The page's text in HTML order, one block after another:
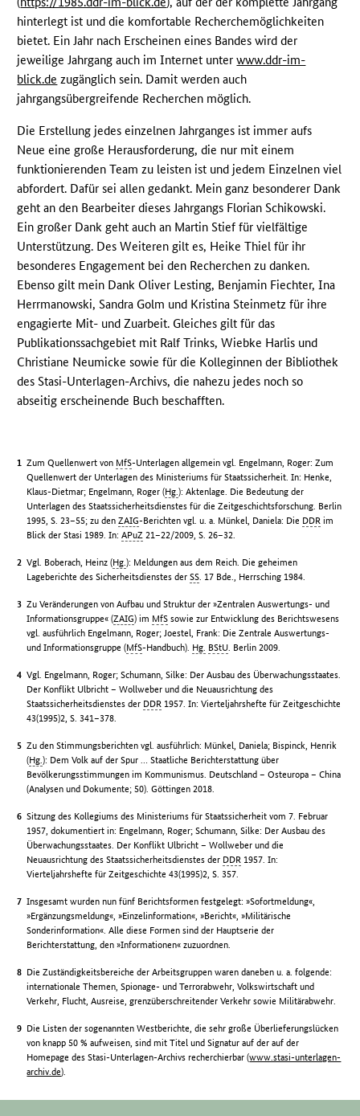
hinterlegt ist und die komfortable Recherchemöglichkeiten
bietet. Ein Jahr nach Erscheinen eines Bandes wird der
jeweilige Jahrgang auch im Internet unterwww.ddr-im-
blick.de zugänglich sein. Damit werden auch
jahrgangsübergreifende Recherchen möglich.
Die Erstellung jedes einzelnen Jahrganges ist immer aufs
Neue eine große Herausforderung, die nur mit einem
funktionierenden Team zu leisten ist und jedem Einzelnen viel
abfordert. Dafür sei allen gedankt. Mein ganz besonderer Dank
geht an den Bearbeiter dieses Jahrgangs Florian Schikowski.
Ein großer Dank geht auch an Martin Stief für vielfältige
Unterstützung. Des Weiteren gilt es, Heike Thiel für ihr
besonderes Engagement bei den Recherchen zu danken.
Ebenso gilt mein Dank Oliver Lesting, Benjamin Fiechter, Ina
Herrmanowski, Sandra Golm und Kristina Steinmetz für ihre
engagierte Mit- und Zuarbeit. Gleiches gilt für das
Publikationssachgebiet mit Ralf Trinks, Wiebke Harlis und
Christiane Neumicke sowie für die Kolleginnen der Bibliothek
des Stasi-Unterlagen-Archivs, die nahezu jedes noch so
abseitig erscheinende Buch beschafften.
Zum Quellenwert von MfS-Unterlagen allgemein vgl. Engelmann, Roger: Zum
Quellenwert der Unterlagen des Ministeriums für Staatssicherheit. In: Henke,
Klaus-Dietmar; Engelmann, Roger (Hg.): Aktenlage. Die Bedeutung der
Unterlagen des Staatssicherheitsdienstes für die Zeitgeschichtsforschung. Berlin
1995, S. 23–55; zu denZAIG-Berichten vgl. u. a. Münkel, Daniela: Die DDR im
Blick der Stasi 1989. In:APuZ 21–22/2009, S. 26–32.
Vgl. Boberach, Heinz (Hg.): Meldungen aus dem Reich. Die geheimen
Lageberichte des Sicherheitsdienstes derSS . 17 Bde., Herrsching 1984.
Zu Veränderungen von Aufbau und Struktur der »Zentralen Auswertungs- und
Informationsgruppe« (ZAIG) im MfS sowie zur Entwicklung des Berichtswesens
vgl. ausführlich Engelmann, Roger; Joestel, Frank: Die Zentrale Auswertungs-
und Informationsgruppe (MfS-Handbuch). Hg. BStU . Berlin 2009.
Vgl. Engelmann, Roger; Schumann, Silke: Der Ausbau des Überwachungsstaates.
Der Konflikt Ulbricht – Wollweber und die Neuausrichtung des
Staatssicherheitsdienstes der DDR 1957. In: Vierteljahrshefte für Zeitgeschichte
43(1995)2, S. 341–378.
Zu den Stimmungsberichten vgl. ausführlich: Münkel, Daniela; Bispinck, Henrik
(Hg.): Dem Volk auf der Spur … Staatliche Berichterstattung über
Bevölkerungsstimmungen im Kommunismus. Deutschland – Osteuropa – China
(Analysen und Dokumente; 50). Göttingen 2018.
Sitzung des Kollegiums des Ministeriums für Staatssicherheit vom 7. Februar
1957, dokumentiert in: Engelmann, Roger; Schumann, Silke: Der Ausbau des
Überwachungsstaates. Der Konflikt Ulbricht – Wollweber und die
Neuausrichtung des Staatssicherheitsdienstes der DDR 1957. In:
Vierteljahrshefte für Zeitgeschichte 43(1995)2, S. 357.
Insgesamt wurden nun fünf Berichtsformen festgelegt: »Sofortmeldung«,
»Ergänzungsmeldung«, »Einzelinformation«, »Bericht«, »Militärische
Sonderinformation«. Alle diese Formen sind der Hauptserie der
Berichterstattung, den »Informationen« zuzuordnen.
Die Zuständigkeitsbereiche der Arbeitsgruppen waren daneben u. a. folgende:
internationale Themen, Spionage- und Terrorabwehr, Volkswirtschaft und
Verkehr, Flucht, Ausreise, grenzüberschreitender Verkehr sowie Militärabwehr.
Die Listen der sogenannten Westberichte, die sehr große Überlieferungslücken
von knapp 50 % aufweisen, sind mit Titel und Signatur auf der auf der
Homepage des Stasi-Unterlagen-Archivs recherchierbar (www.stasi-unterlagen-
archiv.de).